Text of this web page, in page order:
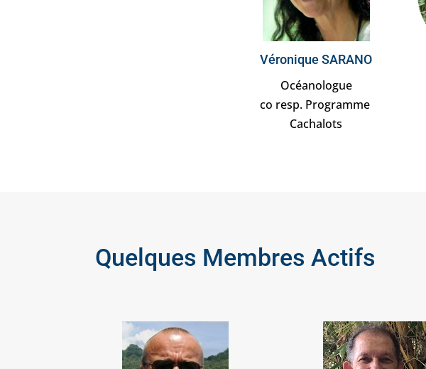
Véronique SARANO
Océanologue
co resp. Programme
Cachalots
Quelques Membres Actifs